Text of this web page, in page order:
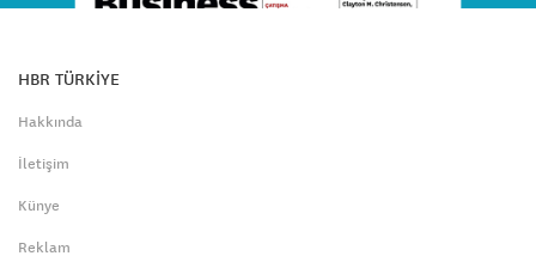
HBR TÜRKİYE
Hakkında
İletişim
Künye
Reklam